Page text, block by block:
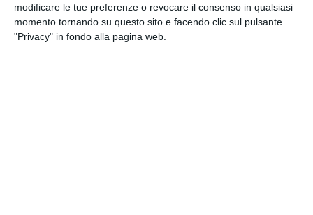
modificare le tue preferenze o revocare il consenso in qualsiasi
momento tornando su questo sito e facendo clic sul pulsante
"Privacy" in fondo alla pagina web.
Facebook, Twitter, WhatsApp, ...